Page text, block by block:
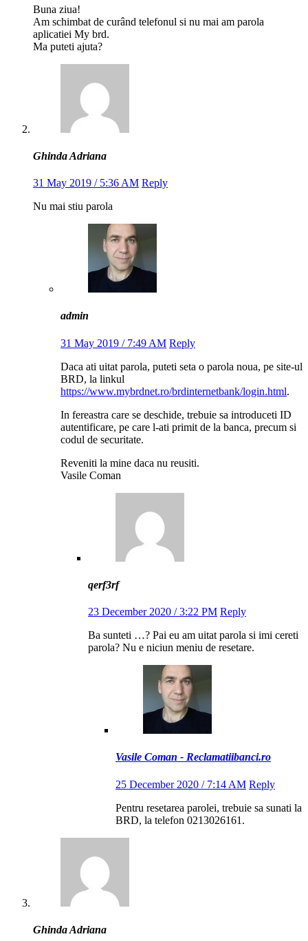
Buna ziua!
Am schimbat de curând telefonul si nu mai am parola
aplicatiei My brd.
Ma puteti ajuta?
Ghinda Adriana
31 May 2019 / 5:36 AM Reply
Nu mai stiu parola
admin
31 May 2019 / 7:49 AM Reply
Daca ati uitat parola, puteti seta o parola noua, pe site-ul
BRD, la linkul
https://www.mybrdnet.ro/brdinternetbank/login.html.
In fereastra care se deschide, trebuie sa introduceti ID
autentificare, pe care l-ati primit de la banca, precum si
codul de securitate.
Reveniti la mine daca nu reusiti.
Vasile Coman
qerf3rf
23 December 2020 / 3:22 PM Reply
Ba sunteti …? Pai eu am uitat parola si imi cereti
parola? Nu e niciun meniu de resetare.
Vasile Coman - Reclamatiibanci.ro
25 December 2020 / 7:14 AM Reply
Pentru resetarea parolei, trebuie sa sunati la
BRD, la telefon 0213026161.
Ghinda Adriana